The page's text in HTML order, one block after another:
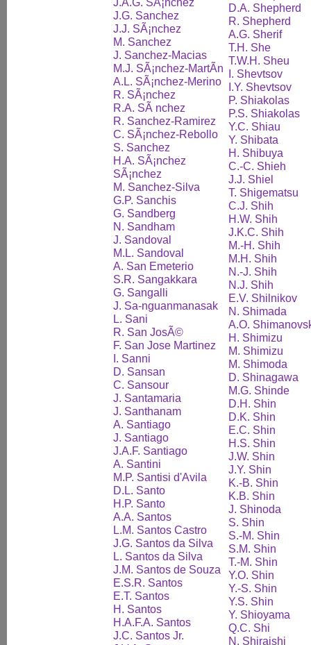
J.G. Sanchez
J.J. SÃ¡nchez
M. Sanchez
J. Sanchez-Macias
M.J. SÃ¡nchez-MartÃ­n
A.L. SÃ¡nchez-Merino
R. SÃ¡nchez
R.A. SÃ nchez
R. Sanchez-Ramirez
C. SÃ¡nchez-Rebollo
S. Sanchez
H.A. SÃ¡nchez
SÃ¡nchez
M. Sanchez-Silva
G.P. Sanchis
G. Sandberg
N. Sandham
J. Sandoval
M.L. Sandoval
A. San Emeterio
S.R. Sangakkara
G. Sangalli
J. Sa-nguanmanasak
L. Sani
R. San JosÃ©
F. San Jose Martinez
I. Sanni
D. Sansan
C. Sansour
J. Santamaria
J. Santhanam
A. Santiago
J. Santiago
J.A.F. Santiago
A. Santini
M.P. Santisi d'Avila
D.L. Santo
H.P. Santo
A.A. Santos
L.M. Santos Castro
J.G. Santos da Silva
L. Santos da Silva
J.M. Santos de Souza
E.S.R. Santos
E.T. Santos
H. Santos
H.A.F.A. Santos
J.C. Santos Jr.
D.A. Shepherd
R. Shepherd
A.G. Sherif
T.H. She
T.W.H. Sheu
I. Shevtsov
I.Y. Shevtsov
P. Shiakolas
P.S. Shiakolas
Y.C. Shiau
Y. Shibata
H. Shibuya
C.-C. Shieh
J.J. Shiel
T. Shigematsu
C.J. Shih
H.W. Shih
J.K.C. Shih
M.-H. Shih
M.H. Shih
N.-J. Shih
N.J. Shih
E.V. Shilnikov
N. Shimada
A.O.
H. Shimizu
M. Shimizu
M. Shimoda
D. Shinagawa
M.G. Shinde
D.H. Shin
D.K. Shin
E.C. Shin
H.S. Shin
J.W. Shin
J.Y. Shin
K.-B. Shin
K.B. Shin
J. Shinoda
S. Shin
S.-M. Shin
S.M. Shin
T.-M. Shin
Y.O. Shin
Y.-S. Shin
Y.S. Shin
Y. Shioyama
Q.C. Shi
N. Shiraishi